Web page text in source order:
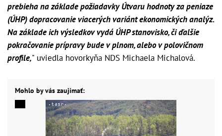
prebieha na základe požiadavky Útvaru hodnoty za peniaze
(ÚHP) dopracovanie viacerých variánt ekonomických analýz.
Na základe ich výsledkov vydá ÚHP stanovisko, či ďalšie
pokračovanie prípravy bude v plnom, alebo v polovičnom
profile," uviedla hovorkyňa NDS Michaela Michalová.
Mohlo by vás zaujímať: